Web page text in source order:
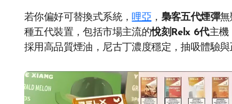
若你偏好可替換式系統，哩亞， 梟客五代煙彈無
種五代裝置，包括市場主流的悅刻Relx 6代主機
採用高品質煙油，尼古丁濃度穩定，抽吸體驗與